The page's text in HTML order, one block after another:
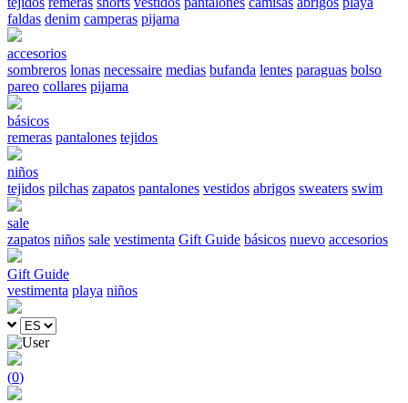
faldas denim camperas pijama
accesorios
sombreros lonas necessaire medias bufanda lentes paraguas bolso
pareo collares pijama
básicos
remeras pantalones tejidos
niños
tejidos pilchas zapatos pantalones vestidos abrigos sweaters swim
sale
zapatos niños sale vestimenta Gift Guide básicos nuevo accesorios
Gift Guide
vestimenta playa niños
(0)